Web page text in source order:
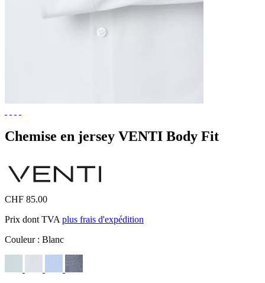
Chemise en jersey VENTI Body Fit
CHF 85.00
Prix dont TVA plus frais d'expédition
Couleur : Blanc